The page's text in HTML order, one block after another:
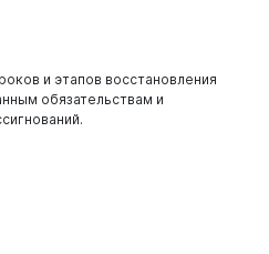
и этапов восстановления
обязательствам и